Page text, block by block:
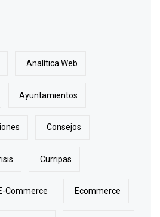
Analítica Web
Ayuntamientos
Consejos
Curripas
Commerce Ecommerce